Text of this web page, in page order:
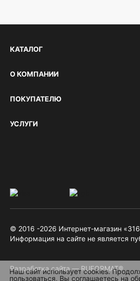
КАТАЛОГ
О КОМПАНИИ
ПОКУПАТЕЛЮ
УСЛУГИ
© 2016 -2026 Интернет-магазин
Информация на сайте не является
Разработка сайта — RUFORMAT®
Наш сайт использует cookies.
пользоваться, Вы соглашаетесь на